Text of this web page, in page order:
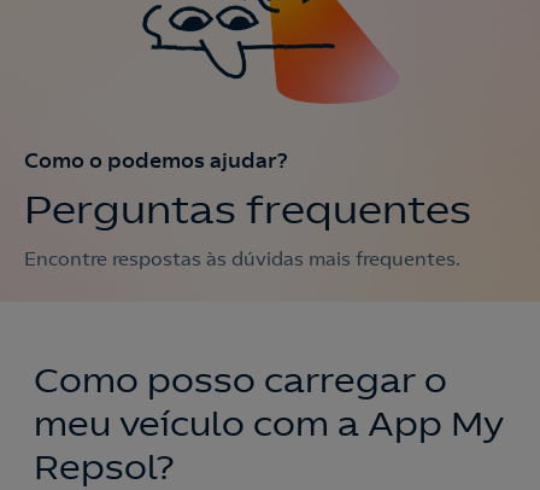
Como o podemos ajudar?
Perguntas frequentes
Encontre respostas às dúvidas mais frequentes.
Como posso carregar o
meu veículo com a App My
Repsol?